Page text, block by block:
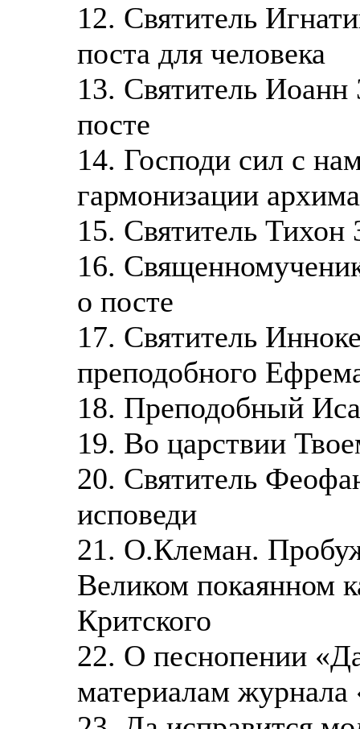
12. Святитель
поста для человека
13. Святитель Иоанн
посте
14. Господи сил с
гармонизации
15. Святитель Тихон
16.
о посте
17. Святитель
преподобного
18. Преподобный
19. Во царствии
20. Святитель
исповеди
21. О.Клеман.
Великом покаянном
Критского
22. О песнопении
материалам журнала